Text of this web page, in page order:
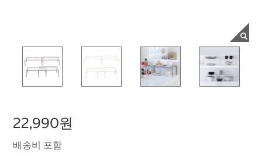
22,990원
배송비 포함